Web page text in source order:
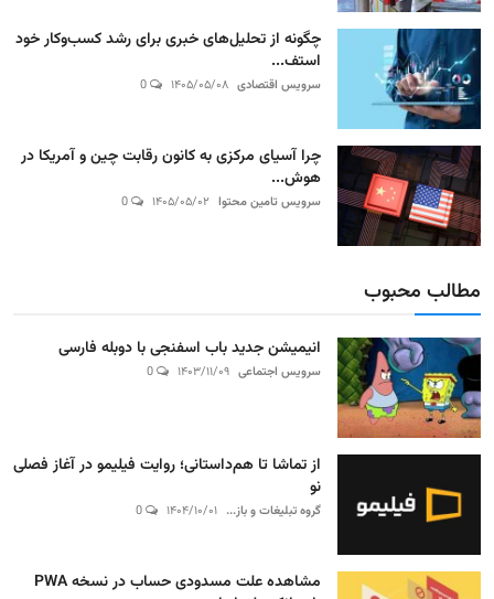
چگونه از تحلیل‌های خبری برای رشد کسب‌وکار خود
استف...
سرویس اقتصادی ۱۴۰۵/۰۵/۰۸
چرا آسیای مرکزی به کانون رقابت چین و آمریکا در
هوش...
سرویس تامین محتوا ۱۴۰۵/۰۵/۰۲
مطالب محبوب
انیمیشن جدید باب اسفنجی با دوبله فارسی
سرویس اجتماعی ۱۴۰۳/۱۱/۰۹
از تماشا تا هم‌داستانی؛ روایت فیلیمو در آغاز فصلی
نو
گروه تبلیغات و باز... ۱۴۰۴/۱۰/۰۱
مشاهده علت مسدودی حساب در نسخه PWA